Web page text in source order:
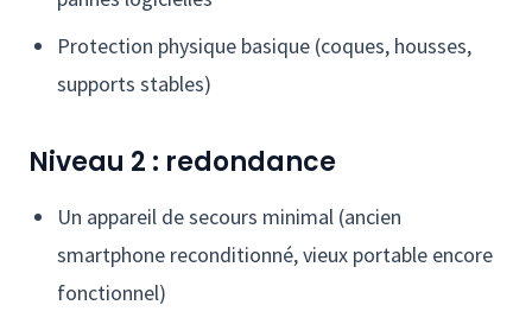
Protection physique basique (coques, housses,
supports stables)
Niveau 2 : redondance
Un appareil de secours minimal (ancien
smartphone reconditionné, vieux portable encore
fonctionnel)